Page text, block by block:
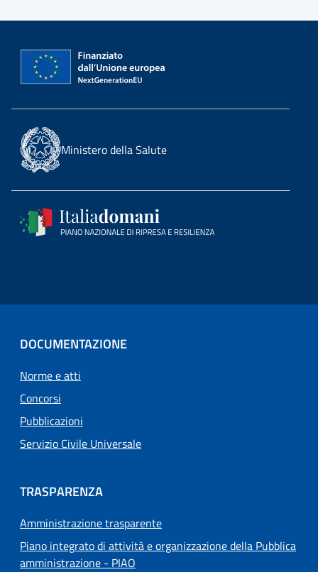
Ministero della Salute
DOCUMENTAZIONE
Norme e atti
Concorsi
Pubblicazioni
Servizio Civile Universale
TRASPARENZA
Amministrazione trasparente
Piano integrato di attività e organizzazione della Pubblica
amministrazione - PIAO